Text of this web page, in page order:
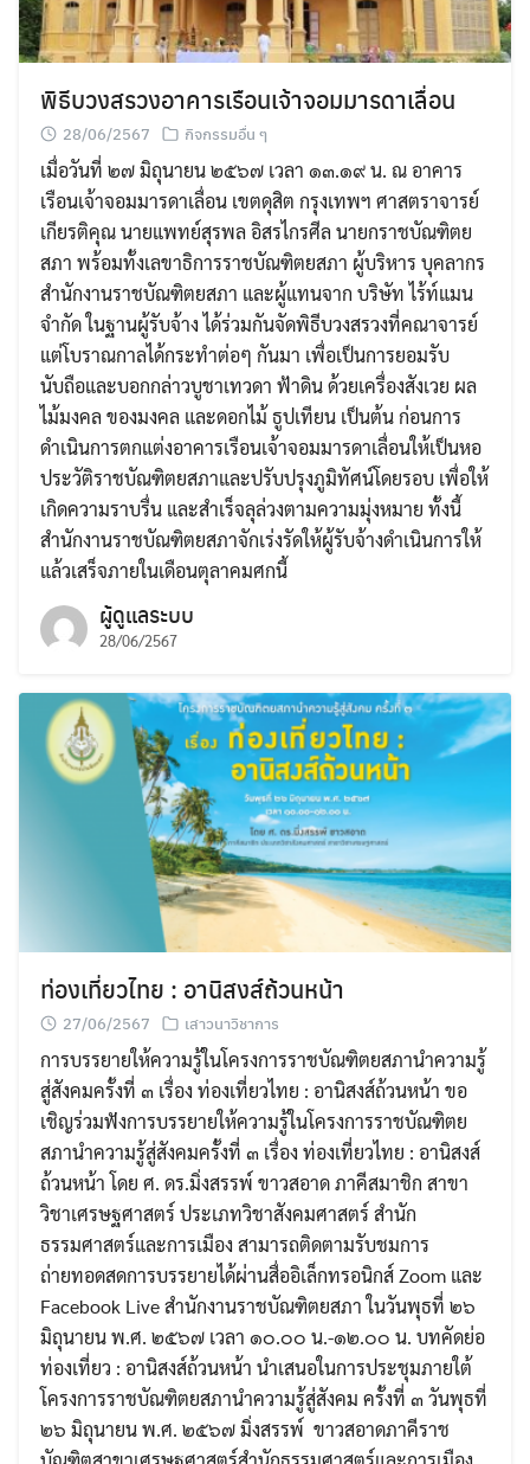
Search
for:
Search
พิธีบวงสรวงอาคารเรือนเจ้าจอมมารดาเลื่อน
28/06/2567 กิจกรรมอื่น ๆ
เมื่อวันที่ ๒๗ มิถุนายน ๒๕๖๗ เวลา ๑๓.๑๙ น. ณ อาคาร
เรือนเจ้าจอมมารดาเลื่อน เขตดุสิต กรุงเทพฯ ศาสตราจารย์
เกียรติคุณ นายแพทย์สุรพล อิสรไกรศีล นายกราชบัณฑิตย
สภา พร้อมทั้งเลขาธิการราชบัณฑิตยสภา ผู้บริหาร บุคลากร
สำนักงานราชบัณฑิตยสภา และผู้แทนจาก บริษัท ไร้ท์แมน
จำกัด ในฐานผู้รับจ้าง ได้ร่วมกันจัดพิธีบวงสรวงที่คณาจารย์
แต่โบราณกาลได้กระทำต่อๆ กันมา เพื่อเป็นการยอมรับ
นับถือและบอกกล่าวบูชาเทวดา ฟ้าดิน ด้วยเครื่องสังเวย ผล
ไม้มงคล ของมงคล และดอกไม้ ธูปเทียน เป็นต้น ก่อนการ
ดำเนินการตกแต่งอาคารเรือนเจ้าจอมมารดาเลื่อนให้เป็นหอ
ประวัติราชบัณฑิตยสภาและปรับปรุงภูมิทัศน์โดยรอบ เพื่อให้
เกิดความราบรื่น และสำเร็จลุล่วงตามความมุ่งหมาย ทั้งนี้
สำนักงานราชบัณฑิตยสภาจักเร่งรัดให้ผู้รับจ้างดำเนินการให้
แล้วเสร็จภายในเดือนตุลาคมศกนี้
ผู้ดูแลระบบ
28/06/2567
ท่องเที่ยวไทย : อานิสงส์ถ้วนหน้า
27/06/2567 เสาวนาวิชาการ
การบรรยายให้ความรู้ในโครงการราชบัณฑิตยสภานำความรู้
สู่สังคมครั้งที่ ๓ เรื่อง ท่องเที่ยวไทย : อานิสงส์ถ้วนหน้า ขอ
เชิญร่วมฟังการบรรยายให้ความรู้ในโครงการราชบัณฑิตย
สภานำความรู้สู่สังคมครั้งที่ ๓ เรื่อง ท่องเที่ยวไทย : อานิสงส์
ถ้วนหน้า โดย ศ. ดร.มิ่งสรรพ์ ขาวสอาด ภาคีสมาชิก สาขา
วิชาเศรษฐศาสตร์ ประเภทวิชาสังคมศาสตร์ สำนัก
ธรรมศาสตร์และการเมือง สามารถติดตามรับชมการ
ถ่ายทอดสดการบรรยายได้ผ่านสื่ออิเล็กทรอนิกส์ Zoom และ
Facebook Live สำนักงานราชบัณฑิตยสภา ในวันพุธที่ ๒๖
มิถุนายน พ.ศ. ๒๕๖๗ เวลา ๑๐.๐๐ น.-๑๒.๐๐ น. บทคัดย่อ
ท่องเที่ยว : อานิสงส์ถ้วนหน้า นำเสนอในการประชุมภายใต้
โครงการราชบัณฑิตยสภานำความรู้สู่สังคม ครั้งที่ ๓ วันพุธที่
๒๖ มิถุนายน พ.ศ. ๒๕๖๗ มิ่งสรรพ์ ขาวสอาดภาคีราช